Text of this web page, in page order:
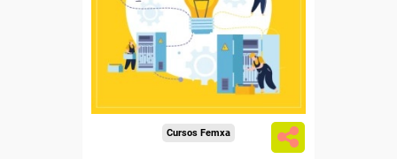
Sin requisitos de acceso
Diploma
Compra segura
Cursos Femxa